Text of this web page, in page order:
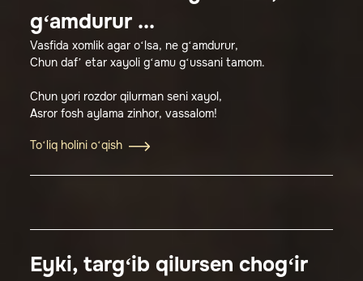
g‘amdurur ...
Vasfida xomlik agar o‘lsa, ne g‘amdurur,
Chun daf’ etar xayoli g‘amu g‘ussani tamom.
Chun yori rozdor qilurman seni xayol,
Asror fosh aylama zinhor, vassalom!
To‘liq holini o‘qish
Eyki, targ‘ib qilursen chog‘ir